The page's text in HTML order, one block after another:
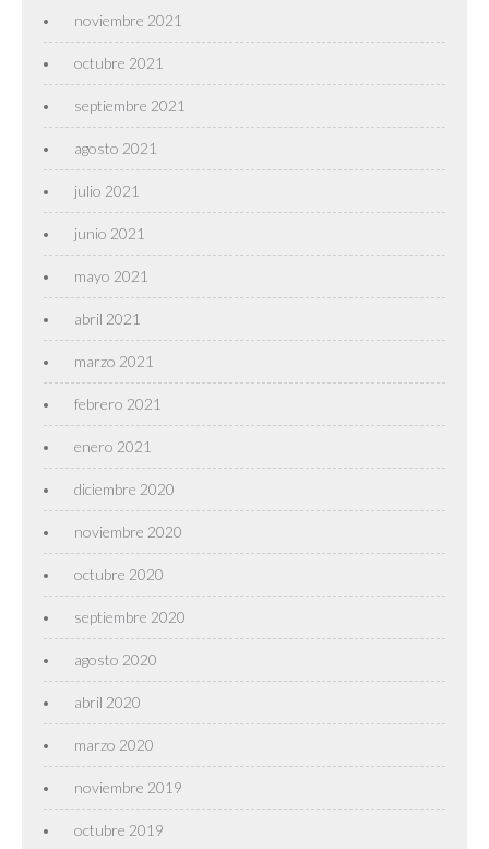
noviembre 2021
octubre 2021
septiembre 2021
agosto 2021
julio 2021
junio 2021
mayo 2021
abril 2021
marzo 2021
febrero 2021
enero 2021
diciembre 2020
noviembre 2020
octubre 2020
septiembre 2020
agosto 2020
abril 2020
marzo 2020
noviembre 2019
octubre 2019